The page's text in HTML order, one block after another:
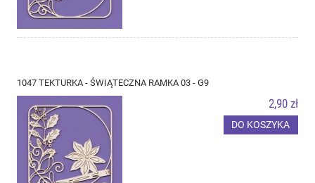
1047 TEKTURKA - ŚWIĄTECZNA RAMKA 03 - G9
2,90 zł
DO KOSZYKA